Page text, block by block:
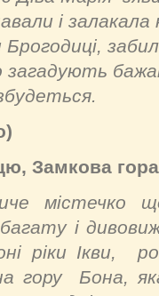
і залакала
загадують
Замкова
містечко
і
ріки Ікви,
гору Бона,